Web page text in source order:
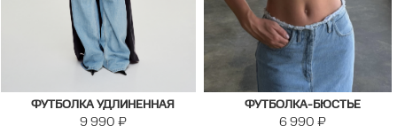
ФУТБОЛКА УДЛИНЕННАЯ
9 990 ₽
ФУТБОЛКА-БЮСТЬЕ
6 990 ₽